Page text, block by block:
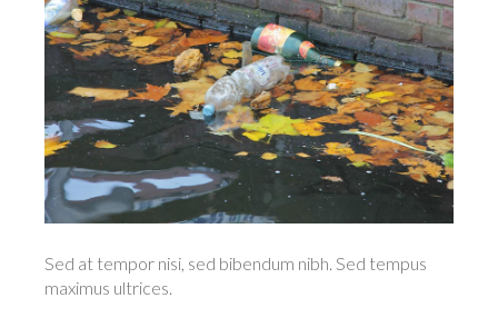
Sed at tempor nisi, sed bibendum nibh. Sed tempus
maximus ultrices.